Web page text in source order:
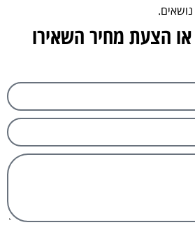
הצעת מחיר השאירו